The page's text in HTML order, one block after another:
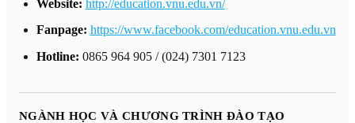
Website: http://education.vnu.edu.vn/
Fanpage: https://www.facebook.com/education.vnu.edu.vn
Hotline: 0865 964 905 / (024) 7301 7123
NGÀNH HỌC VÀ CHƯƠNG TRÌNH ĐÀO TẠO